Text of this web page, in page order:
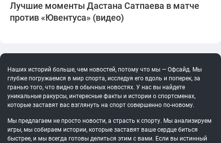
Лучшие моменты Дастана Сатпаева в матче
против «Ювентуса» (видео)
Наших историй больше, чем новостей, потому что мы — Офсайд. Мы
глубже погружаемся в мир спорта, исследуя его вдоль и поперек, за
гранью того, что видно в обычных новостях. У нас вы найдете
уникальные ракурсы, интересные факты и истории о спортсменах,
которые заставят вас взглянуть на спорт совершенно по-новому.
Мы предлагаем не просто новости, а страсть к спорту. Мы анализируем
игры, мы собираем истории, которые заставят ваше сердце биться
быстрее, и мы всегда готовы делиться этим с вами. Если вы истинный